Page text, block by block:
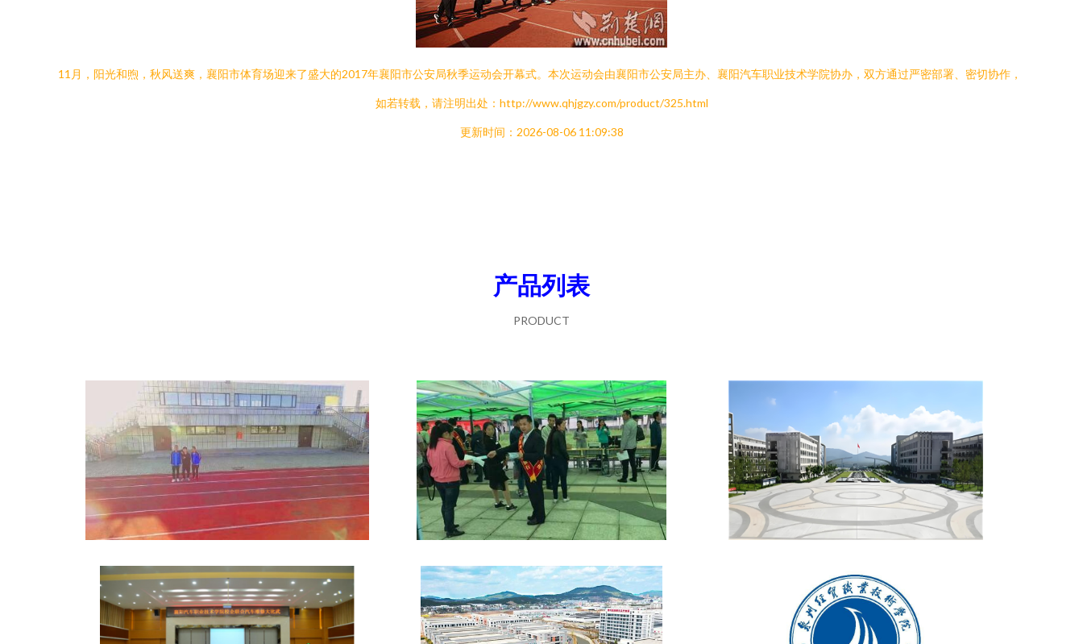
11月，阳光和煦，秋风送爽，襄阳市体育场迎来了盛大的2017年襄阳市公安局秋季运动会开幕式。本次运动会由襄阳市公安局主办、襄阳汽车职业技术学院协办，双方通过严密部署、密切协作，
如若转载，请注明出处：http://www.qhjgzy.com/product/325.html
更新时间：2026-08-06 11:09:38
产品列表
PRODUCT